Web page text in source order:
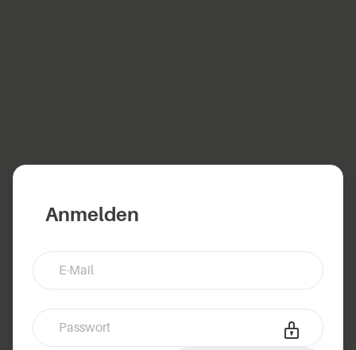
Anmelden
E-Mail
Passwort